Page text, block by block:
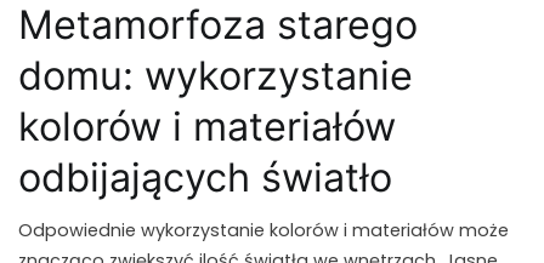
Metamorfoza starego
domu: wykorzystanie
kolorów i materiałów
odbijających światło
Odpowiednie wykorzystanie kolorów i materiałów może